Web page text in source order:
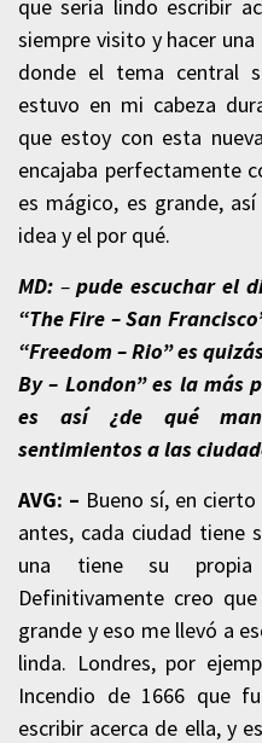
que sería lindo escribir
siempre visito y hacer
donde el tema central
estuvo en mi cabeza
que estoy con esta
encajaba perfectamente
es mágico, es grande,
idea y el por qué.
MD: –pude escuchar el
“The Fire – San
“Freedom – Rio” es
By – London” es la más
es así ¿de qué
sentimientos a las
AVG: – Bueno sí, en
antes, cada ciudad tiene
una tiene su
Definitivamente creo
grande y eso me llevó a
linda. Londres, por
Incendio de 1666 que
escribir acerca de ella, y